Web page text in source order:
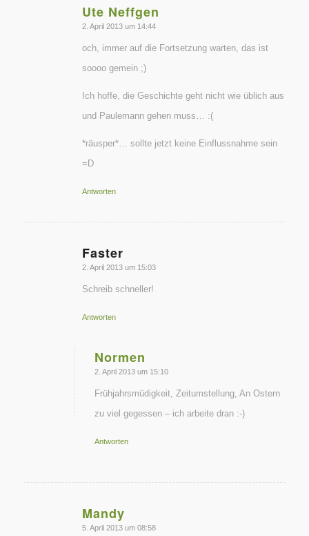
Ute Neffgen
sagte:
2. April 2013 um 14:44
och, immer auf die Fortsetzung warten, das ist
soooo gemein ;)
Ich hoffe, die Geschichte geht nicht wie üblich aus
und Paulemann gehen muss… :(
*räusper*… sollte jetzt keine Einflussnahme sein
=D
Antworten
Faster
sagte:
2. April 2013 um 15:03
Schreib schneller!
Antworten
Normen
sagte:
2. April 2013 um 15:10
Frühjahrsmüdigkeit, Zeitumstellung, An Ostern
zu viel gegessen – ich arbeite dran :-)
Antworten
Mandy
sagte:
5. April 2013 um 08:58